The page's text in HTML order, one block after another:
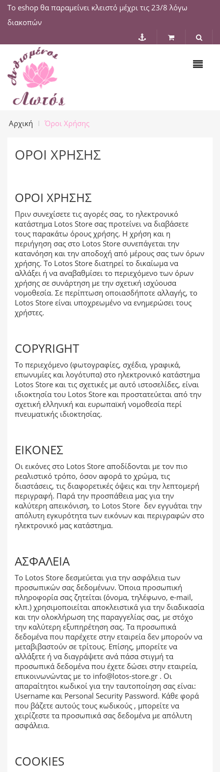
Το eshop θα παραμείνει κλειστό μέχρι τις 23/8 λόγω
διακοπών
Αρχική Όροι Χρήσης
ΌΡΟΙ ΧΡΉΣΗΣ
ΌΡΟΙ ΧΡΉΣΗΣ
Πριν συνεχίσετε τις αγορές σας, το ηλεκτρονικό
κατάστημα Lotos Store σας προτείνει να διαβάσετε
τους παρακάτω όρους χρήσης. Η χρήση και η
περιήγηση σας στο Lotos Store συνεπάγεται την
κατανόηση και την αποδοχή από μέρους σας των όρων
χρήσης. Το Lotos Store διατηρεί το δικαίωμα να
αλλάξει ή να αναβαθμίσει το περιεχόμενο των όρων
χρήσης σε συνάρτηση με την σχετική ισχύουσα
νομοθεσία. Σε περίπτωση οποιασδήποτε αλλαγής, το
Lotos Store είναι υποχρεωμένο να ενημερώσει τους
χρήστες.
COPYRIGHT
Το περιεχόμενο (φωτογραφίες, σχέδια, γραφικά,
επωνυμίες και λογότυπα) στο ηλεκτρονικό κατάστημα
Lotos Store και τις σχετικές με αυτό ιστοσελίδες, είναι
ιδιοκτησία του Lotos Store και προστατεύεται από την
σχετική ελληνική και ευρωπαϊκή νομοθεσία περί
πνευματικής ιδιοκτησίας.
ΕΙΚΌΝΕΣ
Οι εικόνες στο Lotos Store αποδίδονται με τον πιο
ρεαλιστικό τρόπο, όσον αφορά το χρώμα, τις
διαστάσεις, τις διαφορετικές όψεις και την λεπτομερή
περιγραφή. Παρά την προσπάθεια μας για την
καλύτερη απεικόνιση, το Lotos Store δεν εγγυάται την
απόλυτη εγκυρότητα των εικόνων και περιγραφών στο
ηλεκτρονικό μας κατάστημα.
ΑΣΦΆΛΕΙΑ
Το Lotos Store δεσμεύεται για την ασφάλεια των
προσωπικών σας δεδομένων. Όποια προσωπική
πληροφορία σας ζητείται (όνομα, τηλέφωνο, e-mail,
κλπ.) χρησιμοποιείται αποκλειστικά για την διαδικασία
και την ολοκλήρωση της παραγγελίας σας, με στόχο
την καλύτερη εξυπηρέτηση σας. Τα προσωπικά
δεδομένα που παρέχετε στην εταιρεία δεν μπορούν να
μεταβιβαστούν σε τρίτους. Επίσης, μπορείτε να
αλλάξετε ή να διαγράψετε ανά πάσα στιγμή τα
προσωπικά δεδομένα που έχετε δώσει στην εταιρεία,
επικοινωνώντας με το info@lotos-store.gr . Οι
απαραίτητοι κωδικοί για την ταυτοποίηση σας είναι:
Username και Personal Security Password. Κάθε φορά
που βάζετε αυτούς τους κωδικούς , μπορείτε να
χειρίζεστε τα προσωπικά σας δεδομένα με απόλυτη
ασφάλεια.
COOKIES